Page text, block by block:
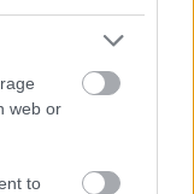
web or
to